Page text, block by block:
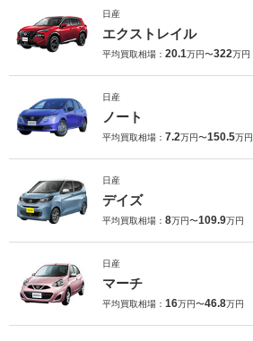
日産
エクストレイル
平均買取相場： 20.1万円〜322万円
日産
ノート
平均買取相場： 7.2万円〜150.5万円
日産
デイズ
平均買取相場： 8万円〜109.9万円
日産
マーチ
平均買取相場： 16万円〜46.8万円